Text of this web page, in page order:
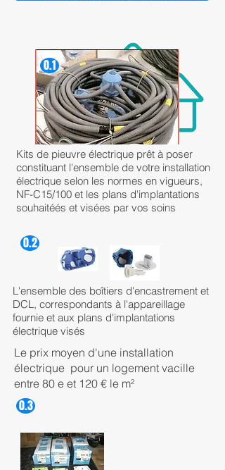
0.1
Kits de pieuvre électrique prêt à poser
constituant l'ensemble de votre installation
électrique selon les normes en vigueurs,
NF-C15/100 et les plans d'implantations
souhaitéés et visées par vos soins
0.2
L'ensemble des boîtiers d'encastrement et
DCL, correspondants à l'appareillage
fournie et aux plans d'implantations
électrique visés
Le prix moyen d'une installation
électrique pour un logement vacille
entre 80 e et 120 € le m²
0.3